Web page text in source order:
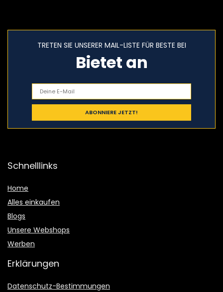
TRETEN SIE UNSERER MAIL-LISTE FÜR BESTE BEI
Bietet an
Schnelllinks
Home
Alles einkaufen
Blogs
Unsere Webshops
Werben
Erklärungen
Datenschutz-Bestimmungen